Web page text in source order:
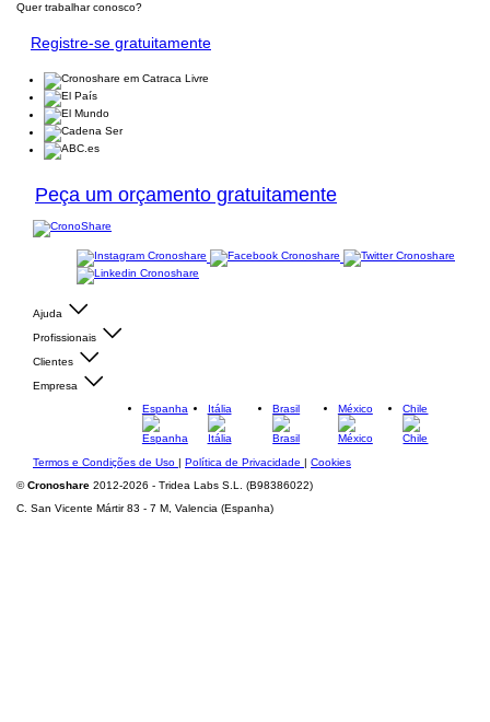
Quer trabalhar conosco?
Registre-se gratuitamente
Peça um orçamento gratuitamente
Ajuda
Profissionais
Clientes
Empresa
Espanha
Itália Brasil México Chile
Termos e Condições de Uso | Política de Privacidade | Cookies
©Cronoshare 2012-2026 - Tridea Labs S.L. (B98386022)
C. San Vicente Mártir 83 - 7 M, Valencia (Espanha)